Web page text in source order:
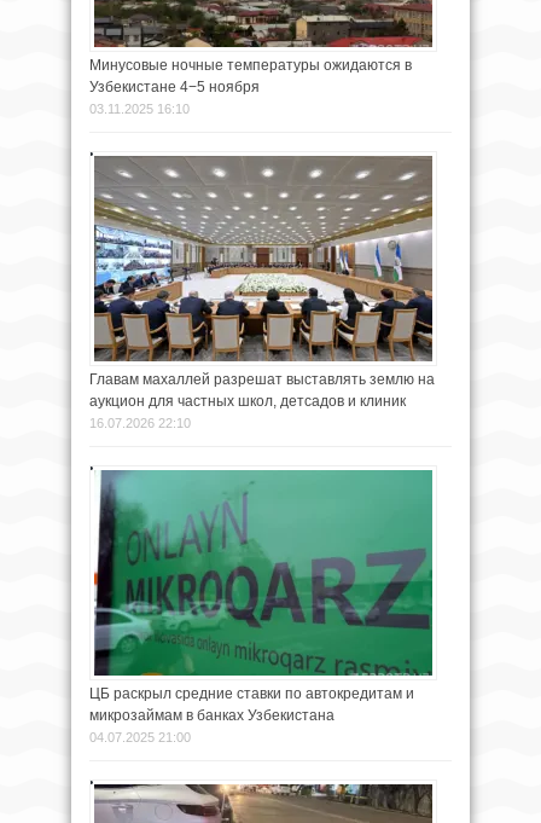
Минусовые ночные температуры ожидаются в
Узбекистане 4−5 ноября
03.11.2025 16:10
Главам махаллей разрешат выставлять землю на
аукцион для частных школ, детсадов и клиник
16.07.2026 22:10
ЦБ раскрыл средние ставки по автокредитам и
микрозаймам в банках Узбекистана
04.07.2025 21:00